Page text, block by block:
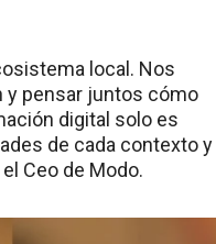
local. Nos
y pensar juntos cómo
digital solo es
de cada contexto y
Ceo de Modo.